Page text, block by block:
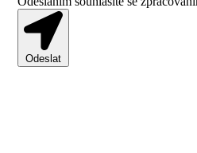
Odeslat